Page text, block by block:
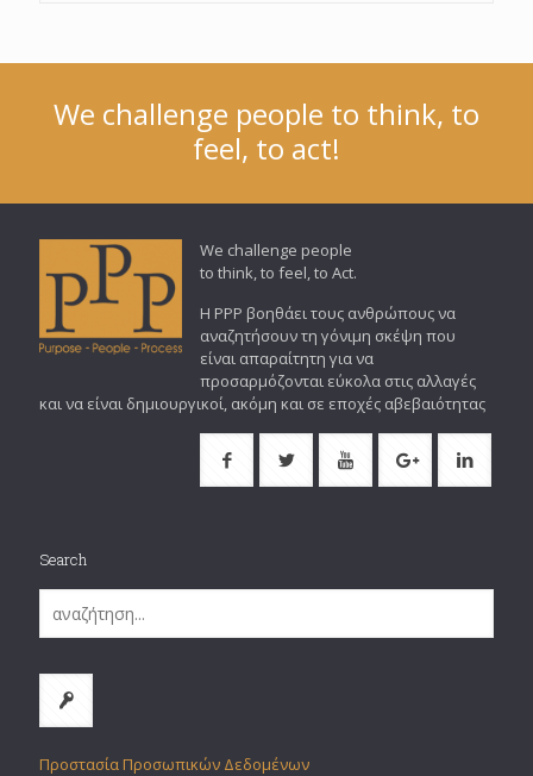
We challenge people to think, to
feel, to act!
We challenge people
to think, to feel, to Act.
Η PPP βοηθάει τους ανθρώπους να
αναζητήσουν τη γόνιμη σκέψη που
είναι απαραίτητη για να
προσαρμόζονται εύκολα στις αλλαγές
και να είναι δημιουργικοί, ακόμη και σε εποχές αβεβαιότητας
Search
Προστασία Προσωπικών Δεδομένων